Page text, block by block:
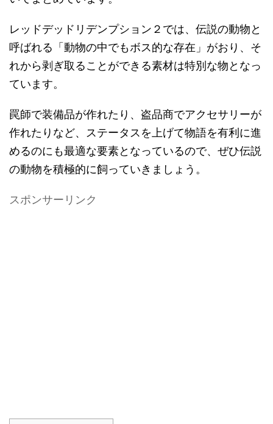
レッドデッドリデンプション２では、伝説の動物と
呼ばれる「動物の中でもボス的な存在」がおり、そ
れから剥ぎ取ることができる素材は特別な物となっ
ています。
罠師で装備品が作れたり、盗品商でアクセサリーが
作れたりなど、ステータスを上げて物語を有利に進
めるのにも最適な要素となっているので、ぜひ伝説
の動物を積極的に飼っていきましょう。
スポンサーリンク